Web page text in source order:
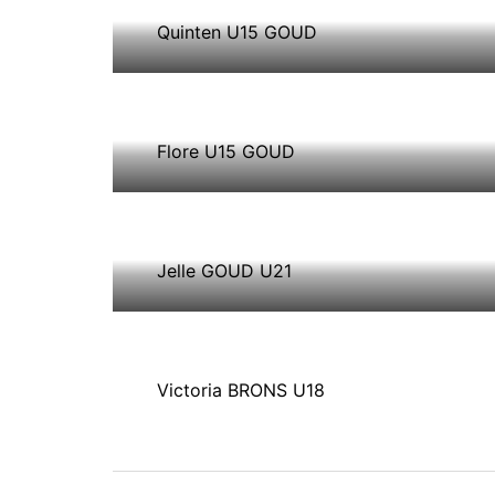
Quinten U15 GOUD
Flore U15 GOUD
Jelle GOUD U21
Victoria BRONS U18